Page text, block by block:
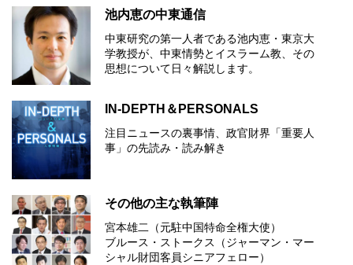
池内恵の中東通信
中東研究の第⼀⼈者である池内恵・東京⼤
学教授が、中東情勢とイスラーム教、その
思想について⽇々解説します。
IN-DEPTH＆PERSONALS
注目ニュースの裏事情、政官財界「重要人
事」の先読み・読み解き
その他の主な執筆陣
宮本雄二（元駐中国特命全権大使）
ブルース・ストークス（ジャーマン・マー
シャル財団客員シニアフェロー）